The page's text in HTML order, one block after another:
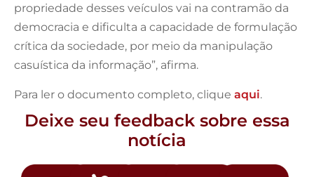
propriedade desses veículos vai na contramão da
democracia e dificulta a capacidade de formulação
crítica da sociedade, por meio da manipulação
casuística da informação”, afirma.
Para ler o documento completo, clique aqui.
Deixe seu feedback sobre essa
notícia